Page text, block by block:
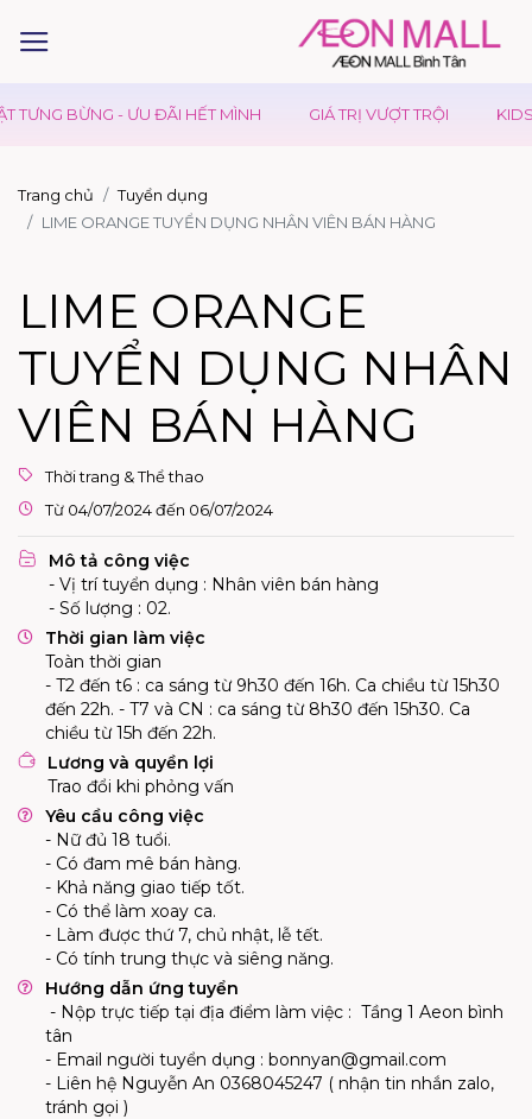
TƯNG BỪNG - ƯU ĐÃI HẾT MÌNH GIÁ TRỊ VƯỢT TRỘI KIDS
Trang chủ
Tuyển dụng
LIME ORANGE TUYỂN DỤNG NHÂN VIÊN BÁN HÀNG
LIME ORANGE
TUYỂN DỤNG NHÂN
VIÊN BÁN HÀNG
Thời trang & Thể thao
Từ 04/07/2024 đến 06/07/2024
Mô tả công việc
- Vị trí tuyển dụng : Nhân viên bán hàng
- Số lượng : 02.
Thời gian làm việc
Toàn thời gian
- T2 đến t6 : ca sáng từ 9h30 đến 16h. Ca chiều từ 15h30
đến 22h. - T7 và CN : ca sáng từ 8h30 đến 15h30. Ca
chiều từ 15h đến 22h.
Lương và quyền lợi
Trao đổi khi phỏng vấn
Yêu cầu công việc
- Nữ đủ 18 tuổi.
- Có đam mê bán hàng.
- Khả năng giao tiếp tốt.
- Có thể làm xoay ca.
- Làm được thứ 7, chủ nhật, lễ tết.
- Có tính trung thực và siêng năng.
Hướng dẫn ứng tuyển
- Nộp trực tiếp tại địa điểm làm việc : Tầng 1 Aeon bình
tân
- Email người tuyển dụng : bonnyan@gmail.com
- Liên hệ Nguyễn An 0368045247 ( nhận tin nhắn zalo,
tránh gọi )